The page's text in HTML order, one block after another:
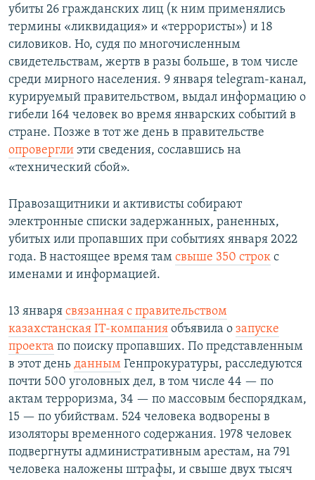
убиты 26 гражданских лиц (к ним применялись
термины «ликвидация» и «террористы») и 18
силовиков. Но, судя по многочисленным
свидетельствам, жертв в разы больше, в том числе
среди мирного населения. 9 января telegram-канал,
курируемый правительством, выдал информацию о
гибели 164 человек во время январских событий в
стране. Позже в тот же день в правительстве
опровергли эти сведения, сославшись на
«технический сбой».
Правозащитники и активисты собирают
электронные списки задержанных, раненных,
убитых или пропавших при событиях января 2022
года. В настоящее время там свыше 350 строк с
именами и информацией.
13 января связанная с правительством
казахстанская IT-компания объявила о запуске
проекта по поиску пропавших. По представленным
в этот день данным Генпрокуратуры, расследуются
почти 500 уголовных дел, в том числе 44 — по
актам терроризма, 34 — по массовым беспорядкам,
15 — по убийствам. 524 человека водворены в
изоляторы временного содержания. 1978 человек
подвергнуты административным арестам, на 791
человека наложены штрафы, и свыше двух тысяч